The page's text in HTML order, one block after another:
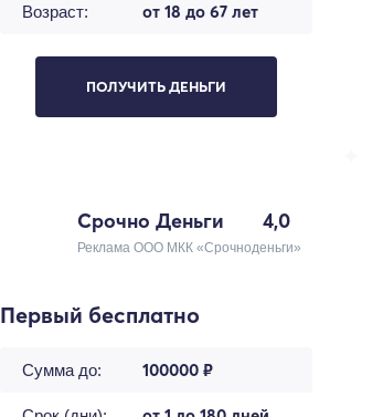
Возраст: от 18 до 67 лет
ПОЛУЧИТЬ ДЕНЬГИ
Срочно Деньги 4,0
Реклама ООО МКК «Срочноденьги»
Первый бесплатно
Сумма до: 100000 ₽